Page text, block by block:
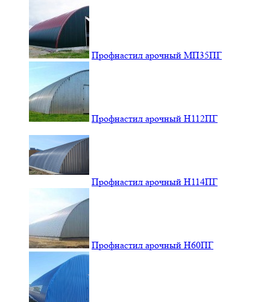
Профнастил арочный МП35ПГ
Профнастил арочный Н112ПГ
Профнастил арочный Н114ПГ
Профнастил арочный Н60ПГ